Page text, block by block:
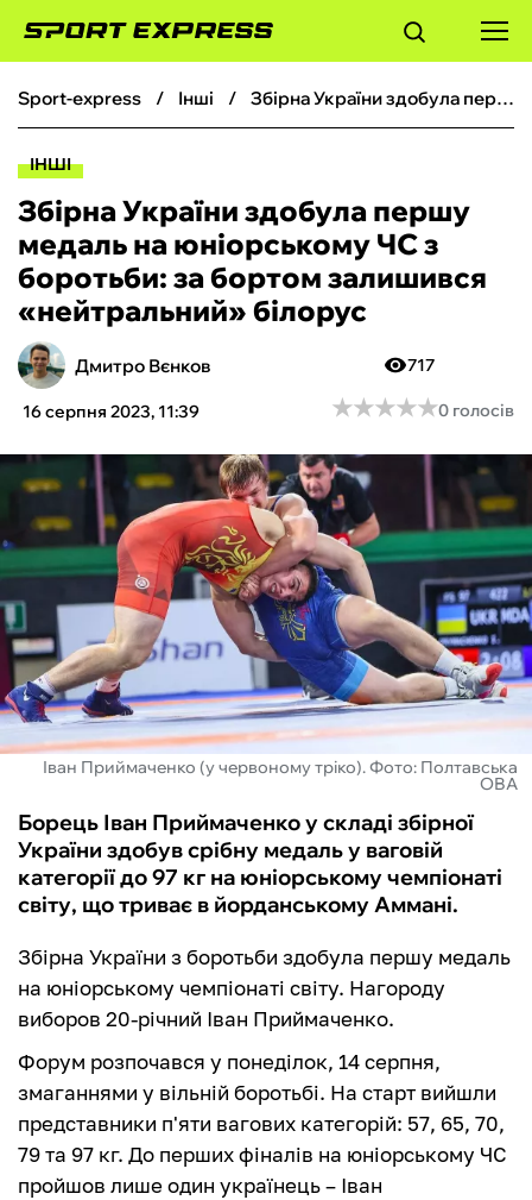
ФУТБОЛ
БОКС
ХОКЕЙ
ТЕНІС
КІБЕРСПОРТ
ЧС-2026
ФУТЗАЛ
ІНШІ
БУКМЕКЕРИ
sport-express інші Збірна України здобула першу медаль на юніорському ЧС з боротьби: за бортом залишився «нейтральний» білорус
ІНШІ
Збірна України здобула першу
медаль на юніорському ЧС з
боротьби: за бортом залишився
«нейтральний» білорус
Дмитро Вєнков
16 серпня 2023, 11:39
717
★★★★★
★★★★★0 голосів
Іван Приймаченко (у червоному тріко). Фото: Полтавська
ОВА
Борець Іван Приймаченко у складі збірної
України здобув срібну медаль у ваговій
категорії до 97 кг на юніорському чемпіонаті
світу, що триває в йорданському Аммані.
Збірна України з боротьби здобула першу медаль
на юніорському чемпіонаті світу. Нагороду
виборов 20-річний Іван Приймаченко.
Форум розпочався у понеділок, 14 серпня,
змаганнями у вільній боротьбі. На старт вийшли
представники п'яти вагових категорій: 57, 65, 70,
79 та 97 кг. До перших фіналів на юніорському ЧС
пройшов лише один українець – Іван